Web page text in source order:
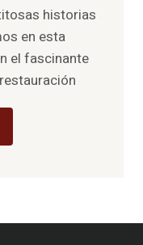
historias
en esta
el fascinante